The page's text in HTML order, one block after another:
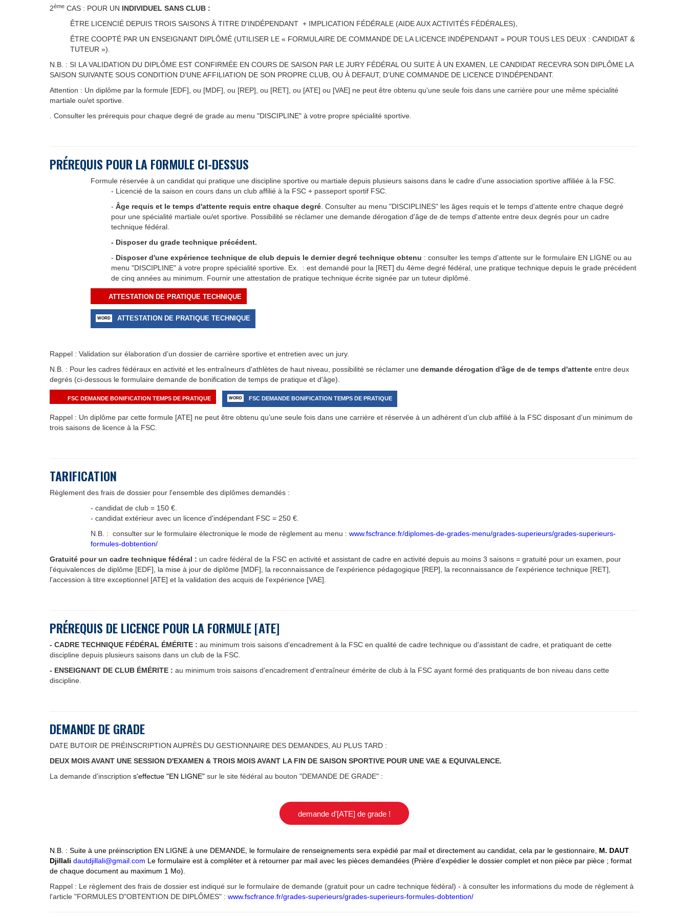
2ème CAS : POUR UN INDIVIDUEL SANS CLUB :
ÊTRE LICENCIÉ DEPUIS TROIS SAISONS À TITRE D'INDÉPENDANT + IMPLICATION FÉDÉRALE (AIDE AUX ACTIVITÉS FÉDÉRALES),
ÊTRE COOPTÉ PAR UN ENSEIGNANT DIPLÔMÉ (UTILISER LE « FORMULAIRE DE COMMANDE DE LA LICENCE INDÉPENDANT » POUR TOUS LES DEUX : CANDIDAT &
TUTEUR »).
N.B. : SI LA VALIDATION DU DIPLÔME EST CONFIRMÉE EN COURS DE SAISON PAR LE JURY FÉDÉRAL OU SUITE À UN EXAMEN, LE CANDIDAT RECEVRA SON DIPLÔME LA
SAISON SUIVANTE SOUS CONDITION D'UNE AFFILIATION DE SON PROPRE CLUB, OU À DEFAUT, D’UNE COMMANDE DE LICENCE D’INDÉPENDANT.
Attention : Un diplôme par la formule [EDF], ou [MDF], ou [REP], ou [RET], ou [ATE] ou [VAE] ne peut être obtenu qu'une seule fois dans une carrière pour une même spécialité
martiale ou/et sportive.
. Consulter les prérequis pour chaque degré de grade au menu "DISCIPLINE" à votre propre spécialité sportive.
PRÉREQUIS POUR LA FORMULE CI-DESSUS
Formule réservée à un candidat qui pratique une discipline sportive ou martiale depuis plusieurs saisons dans le cadre d'une association sportive affiliée à la FSC.
- Licencié de la saison en cours dans un club affilié à la FSC + passeport sportif FSC.
- Âge requis et le temps d'attente requis entre chaque degré . Consulter au menu "DISCIPLINES" les âges requis et le temps d'attente entre chaque degré
pour une spécialité martiale ou/et sportive. Possibilité se réclamer une demande dérogation d'âge de de temps d'attente entre deux degrés pour un cadre
technique fédéral.
- Disposer du grade technique précédent.
- Disposer d'une expérience technique de club depuis le dernier degré technique obtenu : consulter les temps d'attente sur le formulaire EN LIGNE ou au
menu "DISCIPLINE" à votre propre spécialité sportive. Ex. : est demandé pour la [RET] du 4ème degré fédéral, une pratique technique depuis le grade précédent
de cinq années au minimum. Fournir une attestation de pratique technique écrite signée par un tuteur diplômé.
ATTESTATION DE PRATIQUE TECHNIQUE
ATTESTATION DE PRATIQUE TECHNIQUE
Rappel : Validation sur élaboration d’un dossier de carrière sportive et entretien avec un jury.
N.B. : Pour les cadres fédéraux en activité et les entraîneurs d'athlètes de haut niveau, possibilité se réclamer une demande dérogation d'âge de de temps d'attente entre deux
degrés (ci-dessous le formulaire demande de bonification de temps de pratique et d'âge).
FSC DEMANDE BONIFICATION TEMPS DE PRATIQUE FSC DEMANDE BONIFICATION TEMPS DE PRATIQUE
Rappel : Un diplôme par cette formule [ATE] ne peut être obtenu qu’une seule fois dans une carrière et réservée à un adhérent d’un club affilié à la FSC disposant d’un minimum de
trois saisons de licence à la FSC.
TARIFICATION
Règlement des frais de dossier pour l'ensemble des diplômes demandés :
- candidat de club = 150 €.
- candidat extérieur avec un licence d'indépendant FSC = 250 €.
N.B. : consulter sur le formulaire électronique le mode de règlement au menu : www.fscfrance.fr/diplomes-de-grades-menu/grades-superieurs/grades-superieurs-
formules-dobtention/
Gratuité pour un cadre technique fédéral : un cadre fédéral de la FSC en activité et assistant de cadre en activité depuis au moins 3 saisons = gratuité pour un examen, pour
l'équivalences de diplôme [EDF], la mise à jour de diplôme [MDF], la reconnaissance de l'expérience pédagogique [REP], la reconnaissance de l'expérience technique [RET],
l'accession à titre exceptionnel [ATE] et la validation des acquis de l'expérience [VAE].
PRÉREQUIS DE LICENCE POUR LA FORMULE [ATE]
- CADRE TECHNIQUE FÉDÉRAL ÉMÉRITE : au minimum trois saisons d'encadrement à la FSC en qualité de cadre technique ou d'assistant de cadre, et pratiquant de cette
discipline depuis plusieurs saisons dans un club de la FSC.
- ENSEIGNANT DE CLUB ÉMÉRITE : au minimum trois saisons d'encadrement d'entraîneur émérite de club à la FSC ayant formé des pratiquants de bon niveau dans cette
discipline.
DEMANDE DE GRADE
DATE BUTOIR DE PRÉINSCRIPTION AUPRÈS DU GESTIONNAIRE DES DEMANDES, AU PLUS TARD :
DEUX MOIS AVANT UNE SESSION D'EXAMEN & TROIS MOIS AVANT LA FIN DE SAISON SPORTIVE POUR UNE VAE & EQUIVALENCE.
La demande d'inscription s'effectue "EN LIGNE" sur le site fédéral au bouton "DEMANDE DE GRADE" :
demande d'[ATE] de grade !
N.B. : Suite à une préinscription EN LIGNE à une DEMANDE, le formulaire de renseignements sera expédié par mail et directement au candidat, cela par le gestionnaire, M. DAUT
Djillali dautdjillali@gmail.com Le formulaire est à compléter et à retourner par mail avec les pièces demandées (Prière d’expédier le dossier complet et non pièce par pièce ; format
de chaque document au maximum 1 Mo).
Rappel : Le règlement des frais de dossier est indiqué sur le formulaire de demande (gratuit pour un cadre technique fédéral) - à consulter les informations du mode de règlement à
l'article "FORMULES D"OBTENTION DE DIPLÔMES" : www.fscfrance.fr/grades-superieurs/grades-superieurs-formules-dobtention/